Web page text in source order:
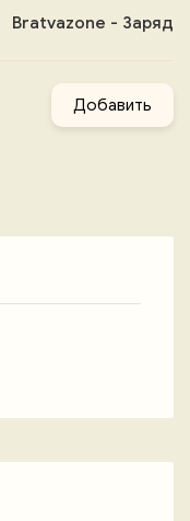
Bratvazone - Заряд
Добавить